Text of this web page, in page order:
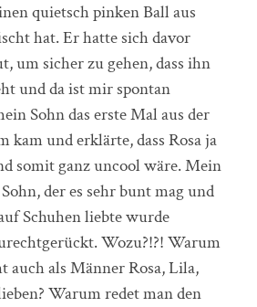
quietsch pinken Ball aus
hat. Er hatte sich davor
um sicher zu gehen, dass ihn
und da ist mir spontan
Sohn das erste Mal aus der
kam und erklärte, dass Rosa ja
somit ganz uncool wäre. Mein
der es sehr bunt mag und
Schuhen liebte wurde
Wozu?!?! Warum
auch als Männer Rosa, Lila,
Warum redet man den